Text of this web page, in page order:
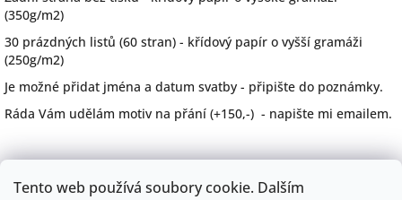
Tento web používá soubory cookie. Dalším
(350g/m2)
30 prázdných listů (60 stran) - křídový papír o vyšší gramáži
(250g/m2)
Je možné přidat jména a datum svatby - připište do poznámky.
Ráda Vám udělám motiv na přání (+150,-) - napište mi emailem.